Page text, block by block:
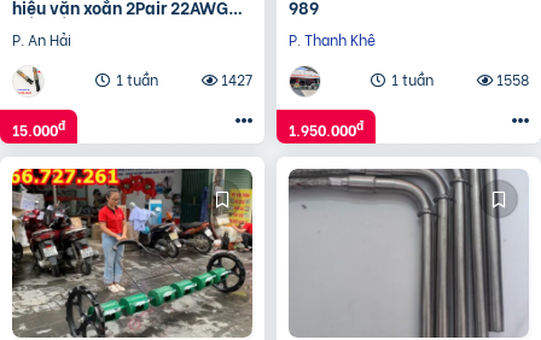
hiệu vặn xoắn 2Pair 22AWG
chính hãng
P. An Hải
1 tuần
1427
15.000đ
989
P. Thanh Khê
1 tuần
1558
1.950.000đ